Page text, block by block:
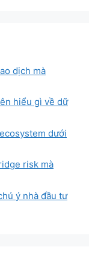
dịch mà
hiểu gì về dữ
dưới
risk mà
ý nhà đầu tư